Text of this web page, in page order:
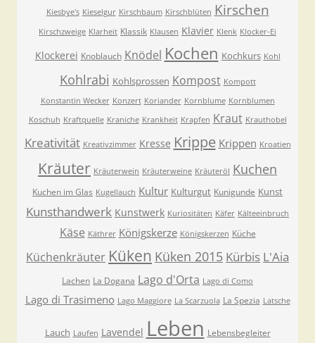
Kiesbye's Kieselgur Kirschbaum Kirschblüten Kirschen
Kirschzweige Klarheit Klassik Klausen Klavier Klenk Klocker-Ei
Klockerei Knoblauch Knödel Kochen Kochkurs Kohl
Kohlrabi Kohlsprossen Kompost Kompott
Konstantin Wecker Konzert Koriander Kornblume Kornblumen
Koschuh Kraftquelle Kraniche Krankheit Krapfen Kraut Krauthobel
Kreativität Kreativzimmer Kresse Krippe Krippen Kroatien
Kräuter Kräuterwein Kräuterweine Kräuteröl Kuchen
Kuchen im Glas Kugellauch Kultur Kulturgut Kunigunde Kunst
Kunsthandwerk Kunstwerk Kuriositäten Käfer Kälteeinbruch
Käse Käthrer Königskerze Königskerzen Küche
Küchenkräuter Küken Küken 2015 Kürbis L'Aia
Lachen La Dogana Lago d'Orta Lago di Como
Lago di Trasimeno Lago Maggiore La Scarzuola La Spezia Latsche
Lauch Laufen Lavendel Leben Lebensbegleiter